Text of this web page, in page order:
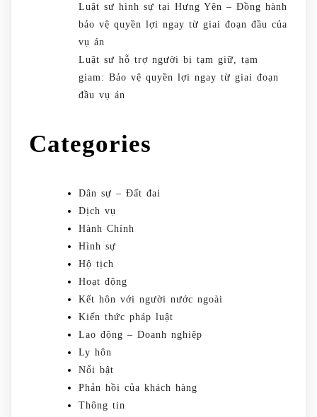
Luật sư hình sự tại Hưng Yên – Đồng hành
bảo vệ quyền lợi ngay từ giai đoạn đầu của
vụ án
Luật sư hỗ trợ người bị tạm giữ, tạm
giam: Bảo vệ quyền lợi ngay từ giai đoạn
đầu vụ án
Categories
Dân sự – Đất đai
Dịch vụ
Hành Chính
Hình sự
Hộ tịch
Hoạt động
Kết hôn với người nước ngoài
Kiến thức pháp luật
Lao động – Doanh nghiệp
Ly hôn
Nổi bật
Phản hồi của khách hàng
Thông tin